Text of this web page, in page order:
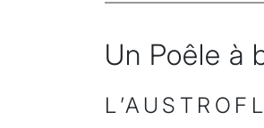
Un Poêle à